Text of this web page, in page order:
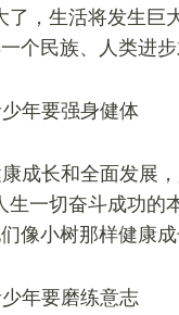
了，生活将发生巨
个民族、人类进
年要强身健体
成长和全面发展
生一切奋斗成功的
像小树那样健康
年要磨练意志